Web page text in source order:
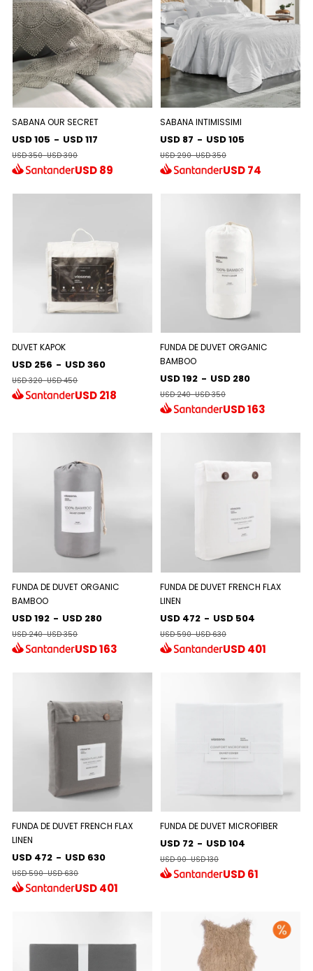
SABANA OUR SECRET
USD 105 - USD 117
USD 350-USD 390
USD89
SABANA INTIMISSIMI
USD 87 - USD 105
USD 290-USD 350
USD74
DUVET KAPOK
USD 256 - USD 360
USD 320-USD 450
USD218
FUNDA DE DUVET ORGANIC
BAMBOO
USD 192 - USD 280
USD 240-USD 350
USD163
FUNDA DE DUVET ORGANIC
BAMBOO
USD 192 - USD 280
USD 240-USD 350
USD163
FUNDA DE DUVET FRENCH FLAX
LINEN
USD 472 - USD 504
USD 590-USD 630
USD401
FUNDA DE DUVET FRENCH FLAX
LINEN
USD 472 - USD 630
USD 590-USD 630
USD401
FUNDA DE DUVET MICROFIBER
USD 72 - USD 104
USD 90-USD 130
USD61